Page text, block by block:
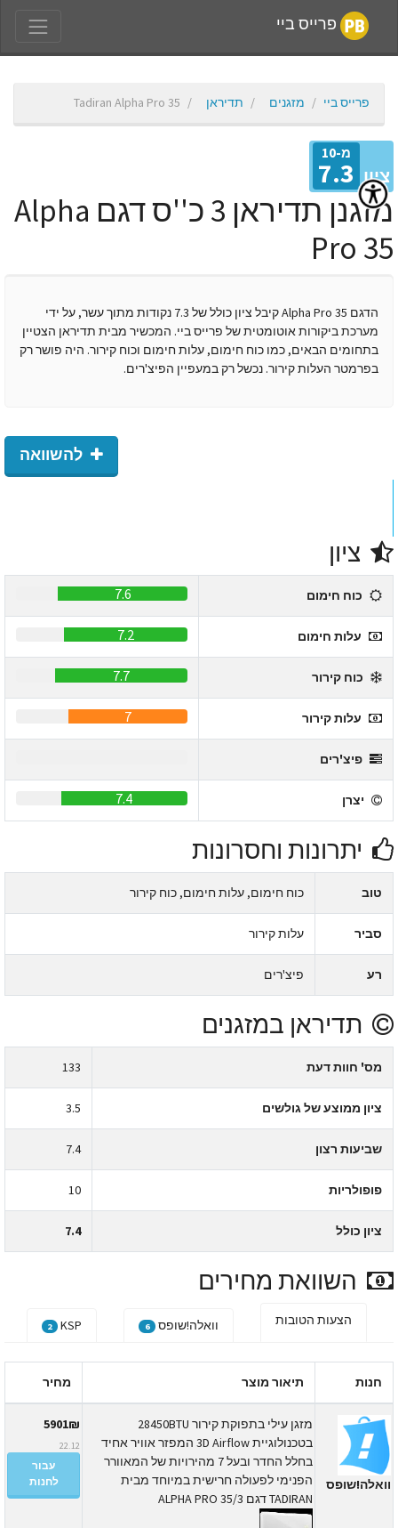
פרייס ביי
פרייס ביי מזגנים תדיראן Tadiran Alpha Pro 35
ציון
מ-10
7.3
מזגנן תדיראן 3 כ''ס דגם Alpha
Pro
הדגם Alpha Pro 35 קיבל ציון כולל של 7.3 נקודות מתוך עשר, על ידי
מערכת ביקורות אוטומטית של פרייס ביי. המכשיר מבית תדיראן הצטיין
בתחומים הבאים, כמו כוח חימום, עלות חימום וכוח קירור. היה פושר רק
בפרמטר העלות קירור. נכשל רק במעפיין הפיצ'רים.
להשוואה
ציון
כוח חימום 7.6
עלות חימום 7.2
כוח קירור 7.7
עלות קירור
פיצ'רים
יצרן 7.4
יתרונות וחסרונות
טוב כוח חימום, עלות חימום, כוח קירור
סביר עלות קירור
רע פיצ'רים
תדיראן במזגנים
מס' חוות דעת 133
ציון ממוצע של גולשים 3.5
שביעות רצון 7.4
פופולריות 10
ציון כולל 7.4
השוואת מחירים
הצעות הטובות וואלה!שופס 6
KSP
2
חנות תיאור מוצר מחיר
מזגן עילי בתפוקת קירור 28450BTU
בטכנולוגיית 3D Airflow המפזר אוויר אחיד
בחלל החדר ובעל 7 מהירויות של המאוורר
הפנימי לפעולה חרישית במיוחד מבית
TADIRAN דגם ALPHA PRO 35/3
5901₪
22.12
עבור
לחנות